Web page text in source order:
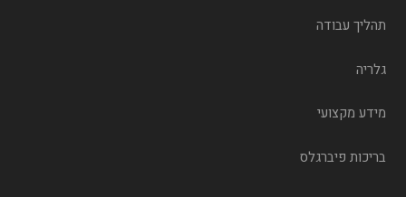
תהליך עבודה
גלריה
מידע מקצועי
בריכות פיברגלס